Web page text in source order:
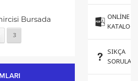
Bursada
3
ONLINE
KATALOG
SIKÇA